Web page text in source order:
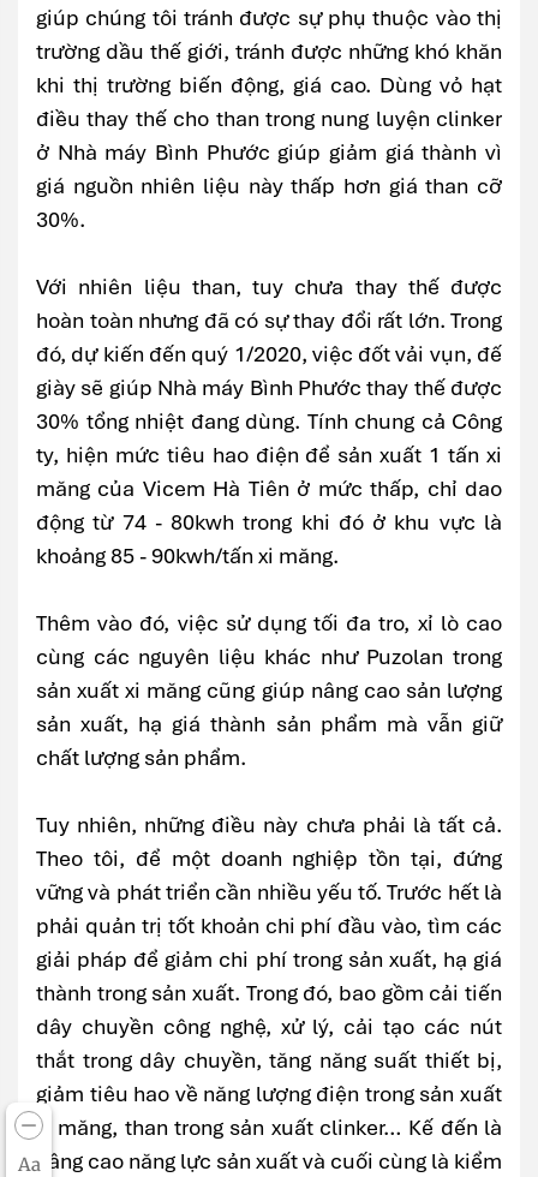
Aa
giúp chúng tôi tránh được sự phụ thuộc vào thị
trường dầu thế giới, tránh được những khó khăn
khi thị trường biến động, giá cao. Dùng vỏ hạt
điều thay thế cho than trong nung luyện clinker
ở Nhà máy Bình Phước giúp giảm giá thành vì
giá nguồn nhiên liệu này thấp hơn giá than cỡ
30%.
Với nhiên liệu than, tuy chưa thay thế được
hoàn toàn nhưng đã có sự thay đổi rất lớn. Trong
đó, dự kiến đến quý 1/2020, việc đốt vải vụn, đế
giày sẽ giúp Nhà máy Bình Phước thay thế được
30% tổng nhiệt đang dùng. Tính chung cả Công
ty, hiện mức tiêu hao điện để sản xuất 1 tấn xi
măng của Vicem Hà Tiên ở mức thấp, chỉ dao
động từ 74 - 80kwh trong khi đó ở khu vực là
khoảng 85 - 90kwh/tấn xi măng.
Thêm vào đó, việc sử dụng tối đa tro, xỉ lò cao
cùng các nguyên liệu khác như Puzolan trong
sản xuất xi măng cũng giúp nâng cao sản lượng
sản xuất, hạ giá thành sản phẩm mà vẫn giữ
chất lượng sản phẩm.
Tuy nhiên, những điều này chưa phải là tất cả.
Theo tôi, để một doanh nghiệp tồn tại, đứng
vững và phát triển cần nhiều yếu tố. Trước hết là
phải quản trị tốt khoản chi phí đầu vào, tìm các
giải pháp để giảm chi phí trong sản xuất, hạ giá
thành trong sản xuất. Trong đó, bao gồm cải tiến
dây chuyền công nghệ, xử lý, cải tạo các nút
thắt trong dây chuyền, tăng năng suất thiết bị,
giảm tiêu hao về năng lượng điện trong sản xuất
xi măng, than trong sản xuất clinker… Kế đến là
nâng cao năng lực sản xuất và cuối cùng là kiểm